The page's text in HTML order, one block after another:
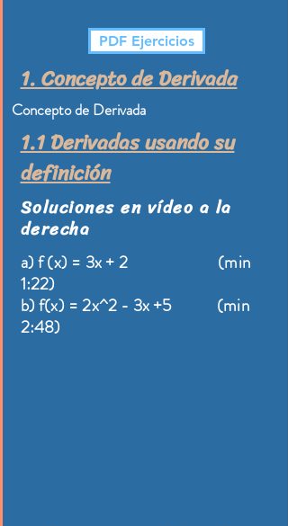
PDF Ejercicios
1. Concepto de Derivada
Concepto de Derivada
1.1 Derivadas usando su
definición
Soluciones en vídeo a la
derecha
a) f (x) = 3x + 2 (min
1:22)
b) f(x) = 2x^2 - 3x +5 (min
2:48)